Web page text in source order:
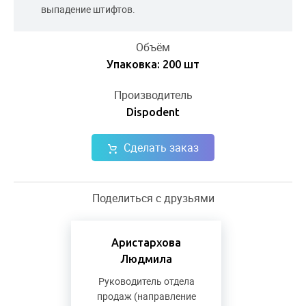
Объём
Упаковка: 200 шт
Производитель
Dispodent
Сделать заказ
Поделиться с друзьями
Аристархова
Людмила
Руководитель отдела
продаж (направление
выпадение штифтов.